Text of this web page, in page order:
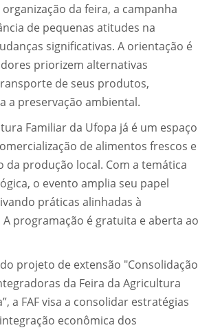
da feira, a campanha
de pequenas atitudes na
significativas. A orientação é
priorizem alternativas
de seus produtos,
a preservação ambiental.
Familiar da Ufopa já é um espaço
de alimentos frescos e
da produção local. Com a temática
o evento amplia seu papel
práticas alinhadas à
programação é gratuita e aberta ao
projeto de extensão "Consolidação
da Feira da Agricultura
a FAF visa a consolidar estratégias
econômica dos